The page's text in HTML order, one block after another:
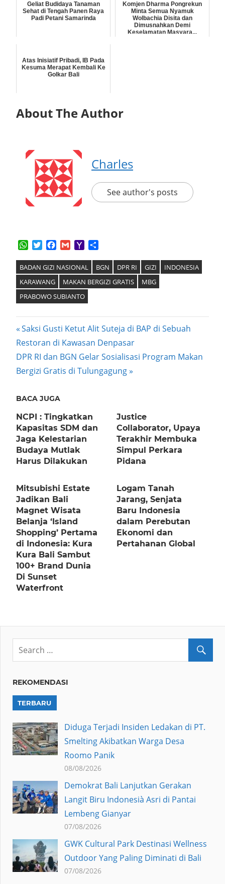
Geliat Budidaya Tanaman
Sehat di Tengah Panen Raya
Padi Petani Samarinda
Komjen Dharma Pongrekun
Minta Semua Nyamuk
Wolbachia Disita dan
Dimusnahkan Demi
Keselamatan Masyara...
Atas Inisiatif Pribadi, IB Pada
Kesuma Merapat Kembali Ke
Golkar Bali
About The Author
Charles
See author's posts
WhatsApp
TwitterFacebook
GmailYahoo
BADAN GIZI NASIONAL BGN DPR RI GIZI
INDONESIA
KARAWANG
MAKAN BERGIZI GRATIS
MBG
PRABOWO SUBIANTO
Post
navigation
Previous
Post:
Saksi Gusti Ketut Alit Suteja di BAP di Sebuah
Restoran di Kawasan Denpasar
Next
Post:
DPR RI dan BGN Gelar Sosialisasi Program Makan
Bergizi Gratis di Tulungagung
BACA JUGA
NCPI : Tingkatkan
Kapasitas SDM dan
Jaga Kelestarian
Budaya Mutlak
Harus Dilakukan
Justice
Collaborator, Upaya
Terakhir Membuka
Simpul Perkara
Pidana
Mitsubishi Estate
Jadikan Bali
Magnet Wisata
Belanja ‘Island
Shopping’ Pertama
di Indonesia: Kura
Kura Bali Sambut
100+ Brand Dunia
Di Sunset
Waterfront
Logam Tanah
Jarang, Senjata
Baru Indonesia
dalam Perebutan
Ekonomi dan
Pertahanan Global
REKOMENDASI
TERBARU
Diduga Terjadi Insiden Ledakan di PT.
Smelting Akibatkan Warga Desa
Roomo Panik
08/08/2026
Demokrat Bali Lanjutkan Gerakan
Langit Biru Indonesià Asri di Pantai
Lembeng Gianyar
07/08/2026
GWK Cultural Park Destinasi Wellness
Outdoor Yang Paling Diminati di Bali
07/08/2026